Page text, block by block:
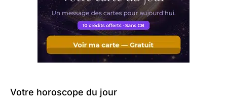
Votre horoscope du jour